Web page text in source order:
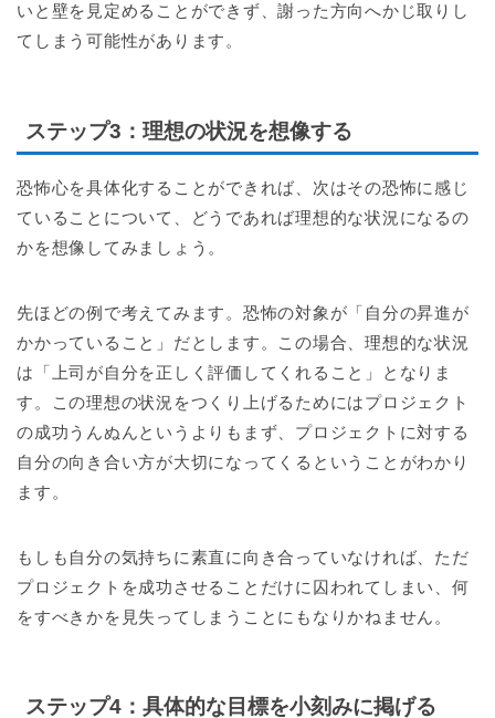
いと壁を見定めることができず、謝った方向へかじ取りし
てしまう可能性があります。
ステップ3 ：理想の状況を想像する
恐怖心を具体化することができれば、次はその恐怖に感じ
ていることについて、どうであれば理想的な状況になるの
かを想像してみましょう。
先ほどの例で考えてみます。恐怖の対象が「自分の昇進が
かかっていること」だとします。この場合、理想的な状況
は「上司が自分を正しく評価してくれること」となりま
す。この理想の状況をつくり上げるためにはプロジェクト
の成功うんぬんというよりもまず、プロジェクトに対する
自分の向き合い方が大切になってくるということがわかり
ます。
もしも自分の気持ちに素直に向き合っていなければ、ただ
プロジェクトを成功させることだけに囚われてしまい、何
をすべきかを見失ってしまうことにもなりかねません。
ステップ4 ：具体的な目標を小刻みに掲げる